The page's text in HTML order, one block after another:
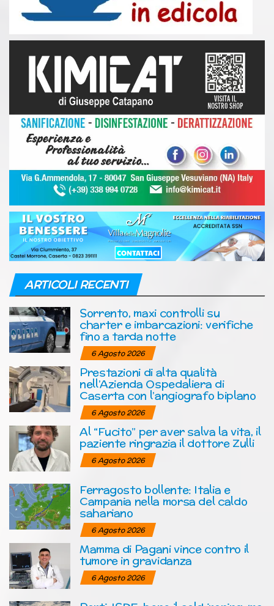
ARTICOLI RECENTI
Sorrento, maxi controlli su
charter e imbarcazioni: verifiche
fino a tarda notte
6 Agosto 2026
Prestazioni di alta qualità
nell’Azienda Ospedaliera di
Caserta con l’angiografo biplano
6 Agosto 2026
Al “Fucito” per aver salva la vita, il
paziente ringrazia il dottore Zulli
6 Agosto 2026
Ferragosto bollente: Italia e
Campania nella morsa del caldo
sahariano
6 Agosto 2026
Mamma di Pagani vince contro il
tumore in gravidanza
6 Agosto 2026